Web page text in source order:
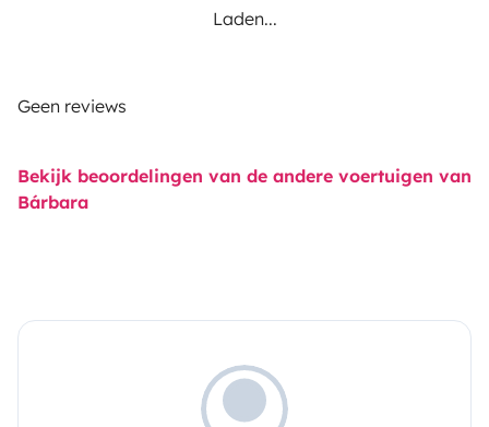
Laden...
Geen reviews
Bekijk beoordelingen van de andere voertuigen van
Bárbara